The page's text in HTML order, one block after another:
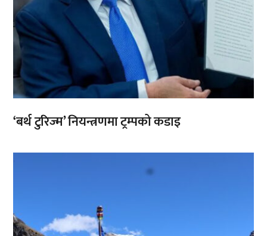
‘बर्थ टुरिज्म’ नियन्त्रणमा ट्रम्पको कडाइ